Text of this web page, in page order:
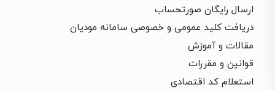
ارسال رایگان صورتحساب
دریافت کلید عمومی و خصوصی سامانه مودیان
مقالات و آموزش
قوانین و مقررات
استعلام کد اقتصادی